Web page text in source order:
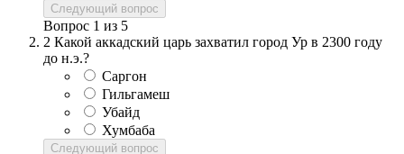
Следующий вопрос
Вопрос 1 из 5
2 Какой аккадский царь захватил город Ур в 2300 году
до н.э.?
Саргон
Гильгамеш
Убайд
Хумбаба
Следующий вопрос